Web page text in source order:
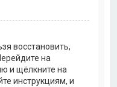
восстановить,
на
и щёлкните на
инструкциям, и